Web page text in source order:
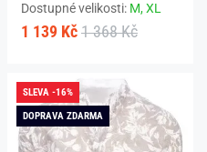
Dostupné velikosti: M,XL
1 139 Kč 1 368 Kč
SLEVA -16%
DOPRAVA ZDARMA